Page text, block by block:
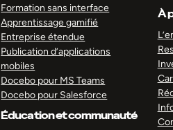
Formation sans interface
Apprentissage gamifié
Entreprise étendue
Publication d’applications
mobiles
Docebo pour MS Teams
Docebo pour Salesforce
Éducation et communauté
À